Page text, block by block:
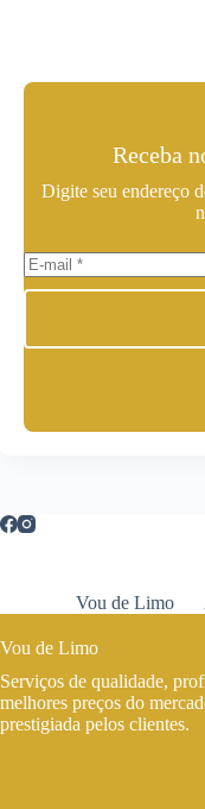
Receba
Digite seu endereço
Vou de Limo
Vou de Limo
Serviços de qualidade,
melhores preços do
prestigiada pelos clientes.